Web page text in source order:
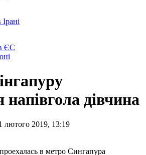
ЄС
напівгола дівчина
лютого 2019, 13:19